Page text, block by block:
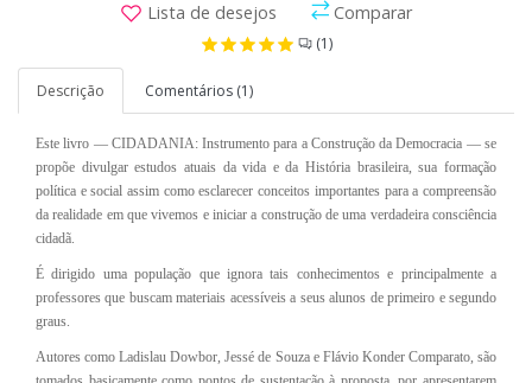
Lista de desejos Comparar
(1)
Descrição Comentários (1)
Este livro — CIDADANIA: Instrumento para a Construção da Democracia — se
propõe divulgar estudos atuais da vida e da História brasileira, sua formação
política e social assim como esclarecer conceitos importantes para a compreensão
da realidade em que vivemos e iniciar a construção de uma verdadeira consciência
cidadã.
É dirigido uma população que ignora tais conhecimentos e principalmente a
professores que buscam materiais acessíveis a seus alunos de primeiro e segundo
graus.
Autores como Ladislau Dowbor, Jessé de Souza e Flávio Konder Comparato, são